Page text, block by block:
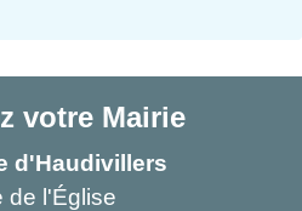
votre Mairie
d'Haudivillers
de l'Église